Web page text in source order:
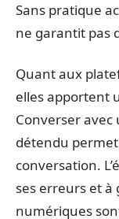
Sans pratique
ne garantit pas
Quant aux
elles apportent
Converser
détendu permet
conversation.
ses erreurs et à
numériques